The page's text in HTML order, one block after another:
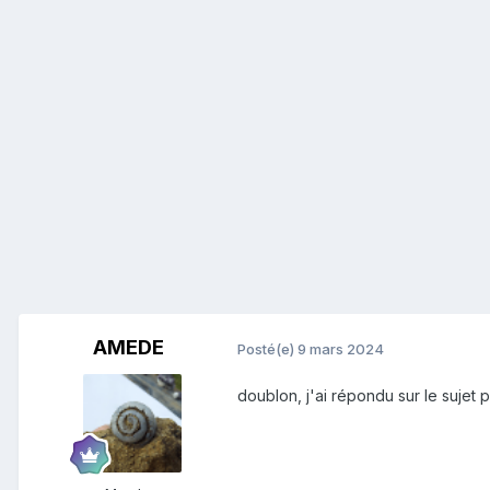
AMEDE Posté(e) 9 mars 2024
doublon, j'ai répondu sur le sujet